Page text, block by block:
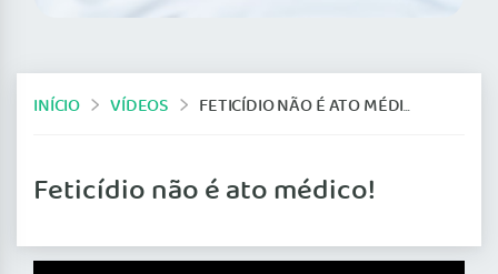
INÍCIO VÍDEOS FETICÍDIO NÃO É ATO MÉDICO!
Feticídio não é ato médico!